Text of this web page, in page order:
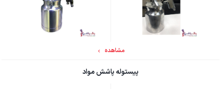
مشاهده
پیستوله پاشش مواد